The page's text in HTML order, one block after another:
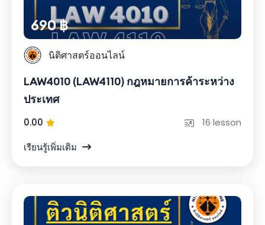
690 ฿
นิติศาสตร์ออนไลน์
LAW4010 (LAW4110) กฎหมายการค้าระหว่าง
ประเทศ
0.00
16 lesson
เรียนรู้เพิ่มเติม